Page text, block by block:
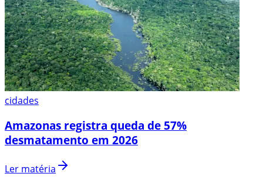
cidades
Amazonas registra queda de 57%
desmatamento em 2026
Ler matéria